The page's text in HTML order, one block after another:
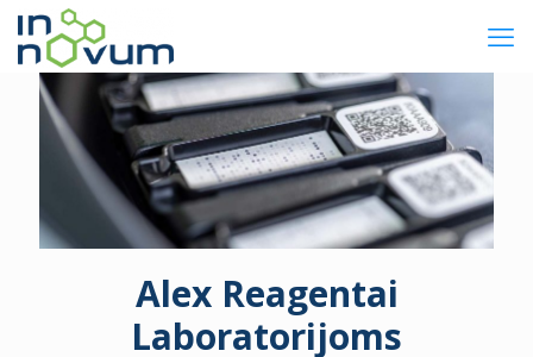
Alex Reagentai
Laboratorijoms